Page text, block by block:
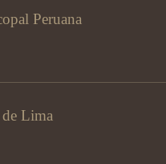
Peruana
Lima